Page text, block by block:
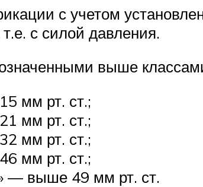
с учетом
т.е. с силой давления.
выше
мм рт. ст.;
мм рт. ст.;
мм рт. ст.;
мм рт. ст.;
— выше 49 мм рт. ст.